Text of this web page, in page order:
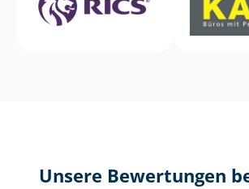
Unsere Bewertungen